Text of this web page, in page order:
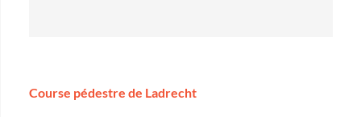
Course pédestre de Ladrecht